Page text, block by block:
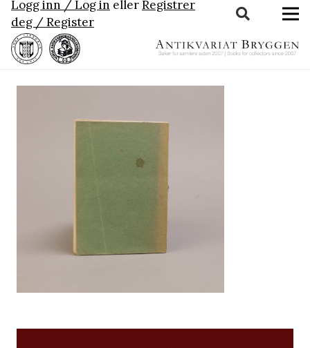
Logg inn / Log in ellerRegistrer
deg / Register